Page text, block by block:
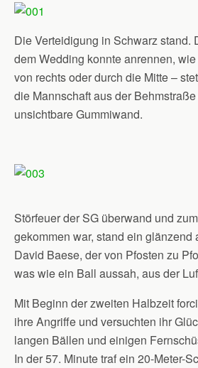
Die Verteidigung in Schwarz stand.
dem Wedding konnte anrennen,
von rechts oder durch die Mitte –
die Mannschaft aus der
unsichtbare Gummiwand.
Störfeuer der SG überwand und
gekommen war, stand ein glänzend
David Baese, der von Pfosten zu
was wie ein Ball aussah, aus der
Mit Beginn der zweiten Halbzeit
ihre Angriffe und versuchten ihr
langen Bällen und einigen
In der 57. Minute traf ein 20-Meter-